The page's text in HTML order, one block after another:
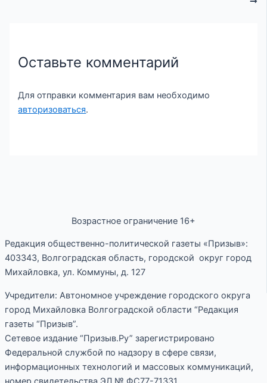
Оставьте комментарий
Для отправки комментария вам необходимо
авторизоваться.
Возрастное ограничение 16+
Редакция общественно-политической газеты «Призыв»:
403343, Волгоградская область, городской округ город
Михайловка, ул. Коммуны, д. 127
Учредители: Автономное учреждение городского округа
город Михайловка Волгоградской области “Редакция
газеты “Призыв”.
Сетевое издание “Призыв.Ру” зарегистрировано
Федеральной службой по надзору в сфере связи,
информационных технологий и массовых коммуникаций,